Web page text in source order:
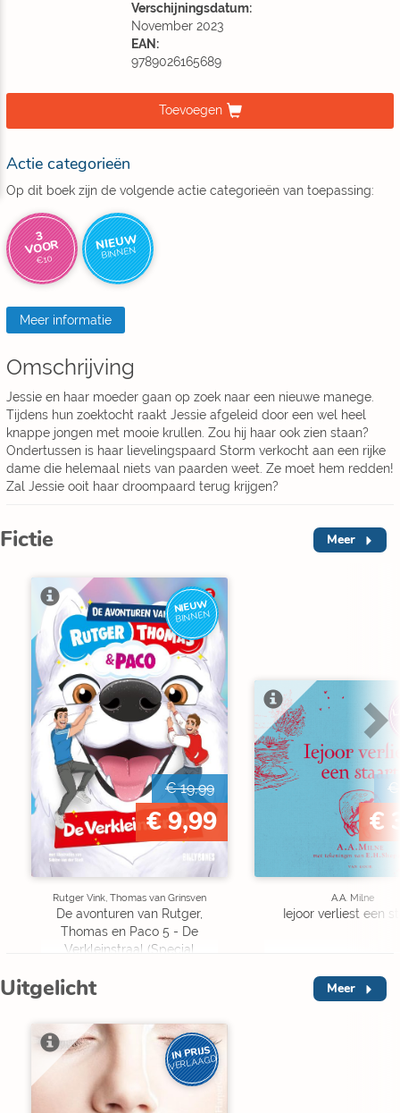
Verschijningsdatum:
November 2023
EAN:
9789026165689
Toevoegen
Actie categorieën
Op dit boek zijn de volgende actie categorieën van toepassing:
3
VOOR
€10
NIEUW
BINNEN
Meer informatie
Omschrijving
Jessie en haar moeder gaan op zoek naar een nieuwe manege.
Tijdens hun zoektocht raakt Jessie afgeleid door een wel heel
knappe jongen met mooie krullen. Zou hij haar ook zien staan?
Ondertussen is haar lievelingspaard Storm verkocht aan een rijke
dame die helemaal niets van paarden weet. Ze moet hem redden!
Zal Jessie ooit haar droompaard terug krijgen?
Fictie Meer
NIEUW
BINNEN
€ 19,99
€ 9,99
Rutger Vink, Thomas van Grinsven
De avonturen van Rutger,
Thomas en Paco 5 - De
Verkleinstraal (Special
€
€
A.A. Milne
Iejoor verliest een
Uitgelicht Meer
IN PRIJS
VERLAAGD